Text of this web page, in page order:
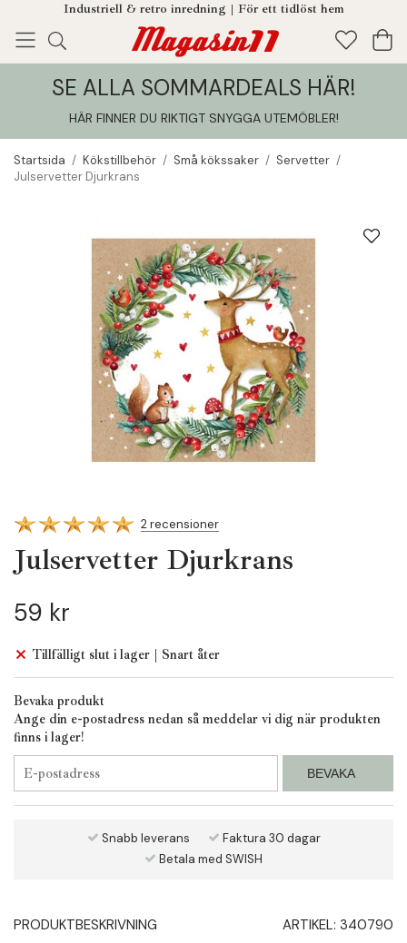
Industriell & retro inredning | För ett tidlöst hem
Enjoy! Tillagt i din varukorg
SE ALLA SOMMARDEALS HÄR!
HÄR FINNER DU RIKTIGT SNYGGA UTEMÖBLER!
Startsida / Kökstillbehör / Små kökssaker / Servetter /
Julservetter Djurkrans
2 recensioner
Julservetter Djurkrans
59 kr
Tillfälligt slut i lager | Snart åter
Bevaka produkt
Ange din e-postadress nedan så meddelar vi dig när produkten
finns i lager!
BEVAKA
Snabb leverans
Faktura 30 dagar
Betala med SWISH
PRODUKTBESKRIVNING ARTIKEL: 340790